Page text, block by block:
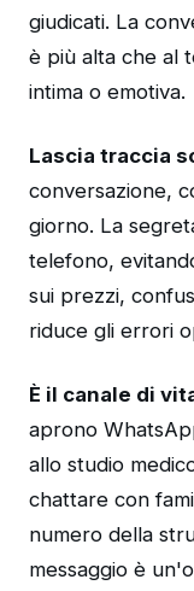
giudicati. La
è più alta che al
intima o emotiva.
Lascia traccia
conversazione,
giorno. La
telefono,
sui prezzi,
riduce gli errori
È il canale di
aprono
allo studio
chattare con
numero della
messaggio è